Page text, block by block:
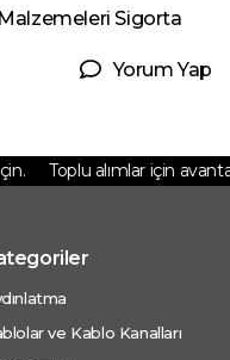
Sigorta
Yorum Yap
Toplu alımlar için
ve Kablo Kanalları